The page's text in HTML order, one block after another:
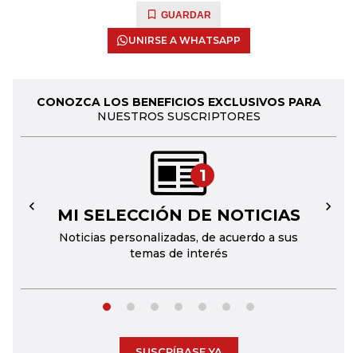
GUARDAR
UNIRSE A WHATSAPP
CONOZCA LOS BENEFICIOS EXCLUSIVOS PARA
NUESTROS SUSCRIPTORES
1
MI SELECCIÓN DE NOTICIAS
Noticias personalizadas, de acuerdo a sus
temas de interés
← →